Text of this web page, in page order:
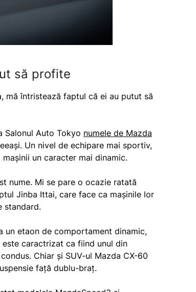
să profite
mă întristează faptul că ei au putut să
Salonul Auto Tokyo numele de Mazda
Un nivel de echipare mai sportiv,
un caracter mai dinamic.
nume. Mi se pare o ocazie ratată
Jinba Ittai, care face ca mașinile lor
standard.
un etaon de comportament dinamic,
caractrizat ca fiind unul din
Chiar și SUV-ul Mazda CX-60
față dublu-braț.